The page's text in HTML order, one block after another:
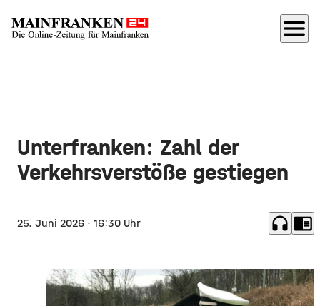
menu
Unterfranken: Zahl der
Verkehrsverstöße gestiegen
25. Juni 2026 · 16:30 Uhr headphones chrome_reader_mode